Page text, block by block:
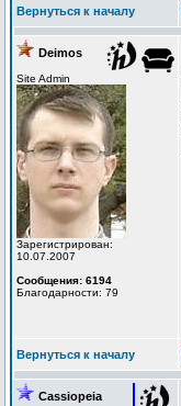
Вернуться к началу
Deimos
Site Admin
Зарегистрирован:
10.07.2007
Сообщения: 6194
Благодарности: 79
Вернуться к началу
Cassiopeia